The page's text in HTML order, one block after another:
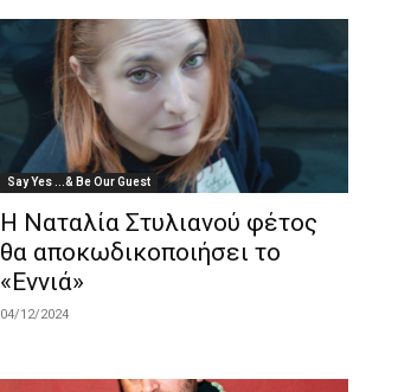
Say Yes ...& Be Our Guest
Η Ναταλία Στυλιανού φέτος
θα αποκωδικοποιήσει το
«Εννιά»
04/12/2024